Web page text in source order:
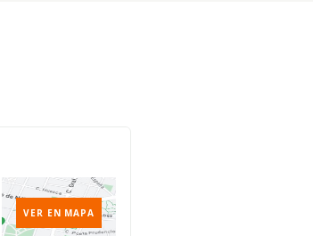
VER EN MAPA